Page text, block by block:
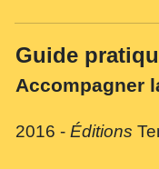
Guide
Accompagner
2016 - Éditions